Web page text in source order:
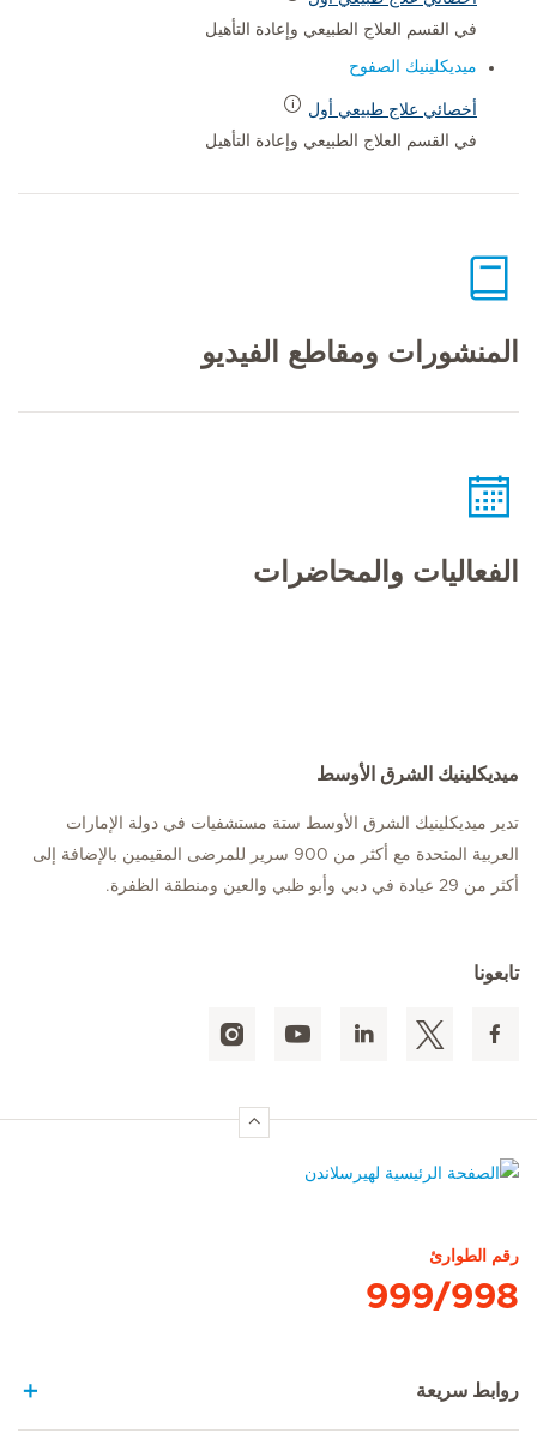
في القسم العلاج الطبيعي وإعادة التأهيل
ميديكلينيك الصفوح
أخصائي علاج طبيعي أول
في القسم العلاج الطبيعي وإعادة التأهيل
المنشورات ومقاطع الفيديو
الفعاليات والمحاضرات
ميديكلينيك الشرق الأوسط
تدير ميديكلينيك الشرق الأوسط ستة مستشفيات في دولة الإمارات
العربية المتحدة مع أكثر من 900 سرير للمرضى المقيمين بالإضافة إلى
أكثر من 29 عيادة في دبي وأبو ظبي والعين ومنطقة الظفرة.
تابعونا
رقم الطوارئ
999/998
روابط سريعة